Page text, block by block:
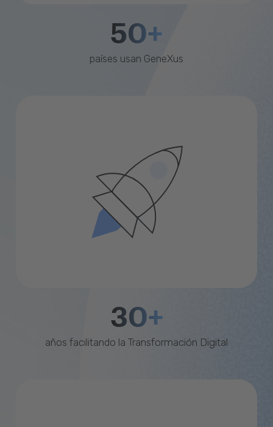
50+
países usan GeneXus
30+
años facilitando la Transformación Digital